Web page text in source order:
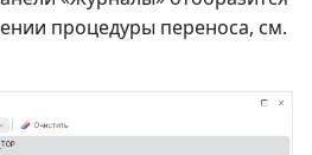
процедуры переноса, см.